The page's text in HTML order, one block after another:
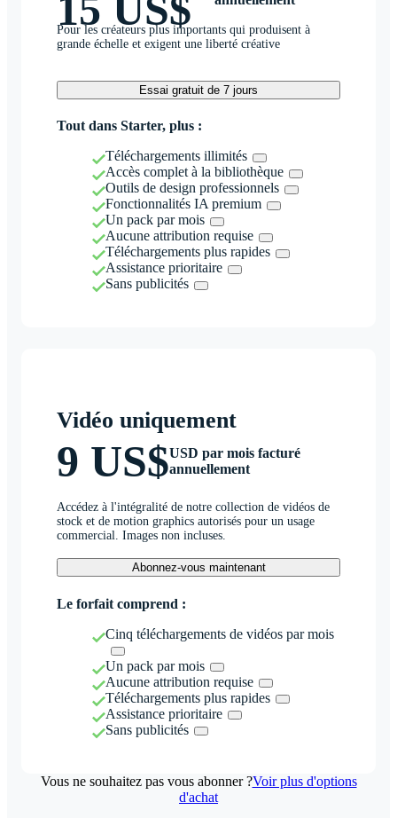
Pour les créateurs plus importants qui produisent à
grande échelle et exigent une liberté créative
Essai gratuit de 7 jours
Tout dans Starter, plus :
Téléchargements illimités
Accès complet à la bibliothèque
Outils de design professionnels
Fonctionnalités IA premium
Un pack par mois
Aucune attribution requise
Téléchargements plus rapides
Assistance prioritaire
Sans publicités
Vidéo uniquement
9 US$USD par mois facturé
annuellement
Accédez à l'intégralité de notre collection de vidéos de
stock et de motion graphics autorisés pour un usage
commercial. Images non incluses.
Abonnez-vous maintenant
Le forfait comprend :
Cinq téléchargements de vidéos par mois
Un pack par mois
Aucune attribution requise
Téléchargements plus rapides
Assistance prioritaire
Sans publicités
Vous ne souhaitez pas vous abonner ?Voir plus d'options
d'achat